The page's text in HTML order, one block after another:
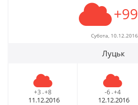
+99
Субота, 10.12.2016
Луцьк
+3 - +8
11.12.2016
-6 - +4
12.12.2016